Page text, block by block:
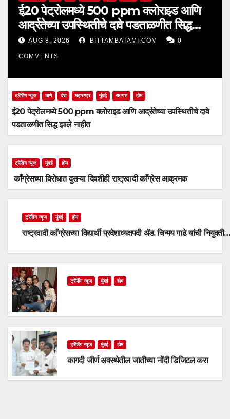
ई20 पेट्रोलमध्ये 500 ppm क्लोराइड आणि
आर्द्रतेच्या उपस्थितीचे दावे पडताळणीत सिद्ध
झाले नाहीत
AUG 8, 2026 BITTAMBATAMI.COM 0
COMMENTS
ट्रेंडिंग न्यूज ठाणे देश महाराष्ट्र मुंबई रायगड होम
ई20 पेट्रोलमध्ये 500 ppm क्लोराइड आणि आर्द्रतेच्या उपस्थितीचे दावे
पडताळणीत सिद्ध झाले नाहीत
ट्रेंडिंग न्यूज मुंबई होम
काँग्रेसच्या विरोधात दुसऱ्या दिवशीही राष्ट्रवादी काँग्रेस आक्रमक
ट्रेंडिंग न्यूज मुंबई होम
राष्ट्रवादी काँग्रेसच्या विद्यार्थी प्रदेशाध्यक्षपदी ॲड. चिन्मय गाढे यांची नियुक्ती…
ट्रेंडिंग न्यूज मुंबई होम
ट्रेंडिंग न्यूज मुंबई होम
कागदी जीर्ण अवस्थेतील जातीच्या नोंदी डिजिटल करा